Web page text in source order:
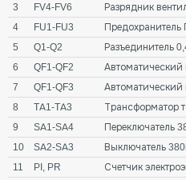
3
FV4-FV6 Разрядник
4
FU1-FU3 Предохранитель
5
Q1-Q2 Разъединитель
6
QF1-QF2 Автоматический
7
QF1-QF3 Автоматический
8
TA1-TA3 Трансформатор
9
SA1-SA4 Переключатель
10
SA2-SA3 Выключатель
11
PI, PR Счетчик